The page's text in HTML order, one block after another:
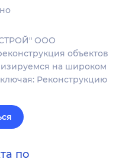
ООО
объектов
на широком
Реконструкцию
по